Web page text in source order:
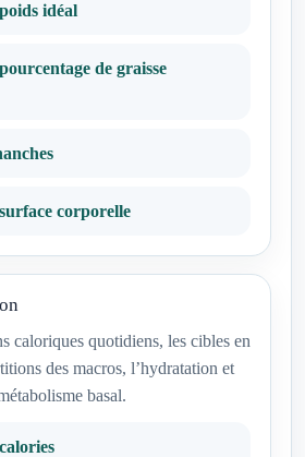
idéal
de graisse
corporelle
caloriques quotidiens, les cibles en
des macros, l’hydratation et
basal.